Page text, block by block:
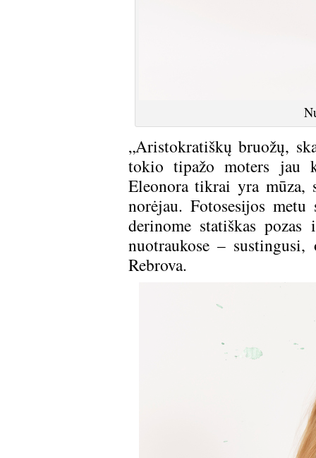
„Aristokratiškų bruožų,
tokio tipažo moters jau
Eleonora tikrai yra
norėjau. Fotosesijos
derinome statiškas
nuotraukose –
Rebrova.